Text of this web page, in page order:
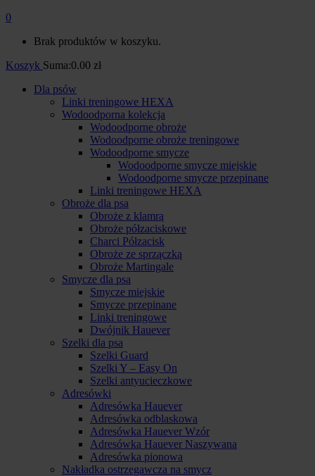
0
Brak produktów w koszyku.
Koszyk Suma:0.00 zł
Dla psów
Linki treningowe HEXA
Wodoodporna kolekcja
Wodoodporne obroże
Wodoodporne obroże treningowe
Wodoodporne smycze
Wodoodporne smycze miejskie
Wodoodporne smycze przepinane
Linki treningowe HEXA
Obroże dla psa
Obroże z klamrą
Obroże półzaciskowe
Charci Półzacisk
Obroże ze sprzączką
Obroże Martingale
Smycze dla psa
Smycze miejskie
Smycze przepinane
Linki treningowe
Dwójnik Hauever
Szelki dla psa
Szelki Guard
Szelki Y – Easy On
Szelki antyucieczkowe
Adresówki
Adresówka Hauever
Adresówka odblaskowa
Adresówka Hauever Wzór
Adresówka Hauever Naszywana
Adresówka pionowa
Nakładka ostrzegawcza na smycz